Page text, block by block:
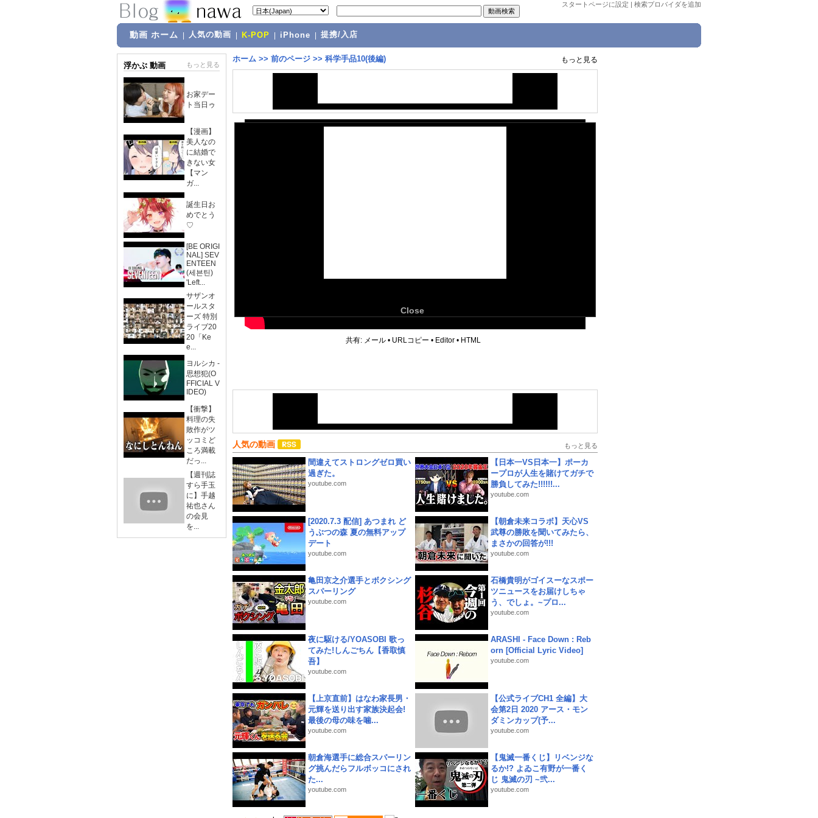
スタートページに設定 | 検索プロバイダを追加
動画 ホーム 人気の動画 K-POP iPhone 提携/入店
浮かぶ 動画 もっと見る
お家デー
ト当日ゥ
【漫画】
美人なの
に結婚で
きない女
【マン
ガ...
誕生日お
めでとう
♡
[BE ORIGI
NAL] SEV
ENTEEN
(세븐틴)
'Left...
サザンオ
ールスタ
ーズ 特別
ライブ20
20「Ke
e...
ヨルシカ -
思想犯(O
FFICIAL V
IDEO)
【衝撃】
料理の失
敗作がツ
ッコミど
ころ満載
だっ...
【週刊誌
すら手玉
に】手越
祐也さん
の会見
を...
ホーム >> 前のページ >> 科学手品10(後編) もっと見る
Close
共有: メール • URLコピー • Editor • HTML
人気の動画 もっと見る
間違えてストロングゼロ買い
過ぎた。
youtube.com
【日本一VS日本一】ポーカ
ープロが人生を賭けてガチで
勝負してみた!!!!!!...
youtube.com
[2020.7.3 配信] あつまれ ど
うぶつの森 夏の無料アップ
デート
youtube.com
【朝倉未来コラボ】天心VS
武尊の勝敗を聞いてみたら、
まさかの回答が!!!
youtube.com
亀田京之介選手とボクシング
スパーリング
youtube.com
石橋貴明がゴイスーなスポー
ツニュースをお届けしちゃ
う、でしょ。~プロ...
youtube.com
夜に駆ける/YOASOBI 歌っ
てみた!しんごちん【香取慎
吾】
youtube.com
ARASHI - Face Down : Reb
orn [Official Lyric Video]
youtube.com
【上京直前】はなわ家長男・
元輝を送り出す家族決起会!
最後の母の味を噛...
youtube.com
【公式ライブCH1 全編】大
会第2日 2020 アース・モン
ダミンカップ(予...
youtube.com
朝倉海選手に総合スパーリン
グ挑んだらフルボッコにされ
た...
youtube.com
【鬼滅一番くじ】リベンジな
るか!? よゐこ有野が一番く
じ 鬼滅の刃 ~弐...
youtube.com